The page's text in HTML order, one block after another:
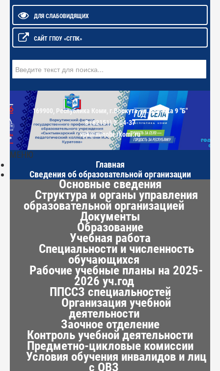
ДЛЯ СЛАБОВИДЯЩИХ
САЙТ ГПОУ «СГПК»
169900, Республика Коми, г.Воркута, ул.Дончука 9 "Б"
8 (82151) 2-04-37
vpk@minobr.rkomi.ru
МЕНЮ
Главная
Сведения об образовательной организации
Основные сведения
Структура и органы управления
образовательной организацией
Документы
Образование
Учебная работа
Специальности и численность
обучающихся
Рабочие учебные планы на 2025-
2026 уч.год
ППССЗ специальностей
Организация учебной
деятельности
Заочное отделение
Контроль учебной деятельности
Предметно-цикловые комиссии
Условия обучения инвалидов и лиц
с ОВЗ